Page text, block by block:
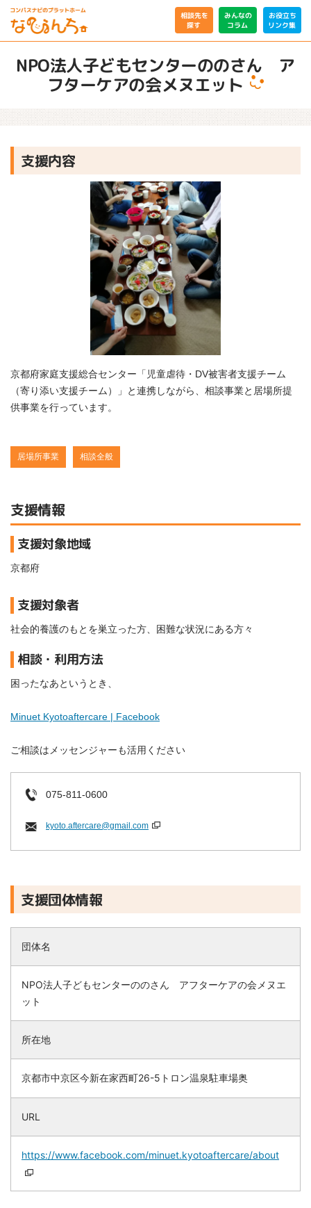
相談先を
探す
みんなの
コラム
お役立ち
リンク集
NPO法人子どもセンターののさん ア
フターケアの会メヌエット
支援内容
京都府家庭支援総合センター「児童虐待・DV被害者支援チーム
（寄り添い支援チーム）」と連携しながら、相談事業と居場所提
供事業を行っています。
居場所事業 相談全般
支援情報
支援対象地域
京都府
支援対象者
社会的養護のもとを巣立った方、困難な状況にある方々
相談・利用方法
困ったなあというとき、
Minuet Kyotoaftercare | Facebook
ご相談はメッセンジャーも活用ください
075-811-0600
kyoto.aftercare@gmail.com
支援団体情報
団体名
NPO法人子どもセンターののさん アフターケアの会メヌエ
ット
所在地
京都市中京区今新在家西町26-5トロン温泉駐車場奥
URL
https://www.facebook.com/minuet.kyotoaftercare/about